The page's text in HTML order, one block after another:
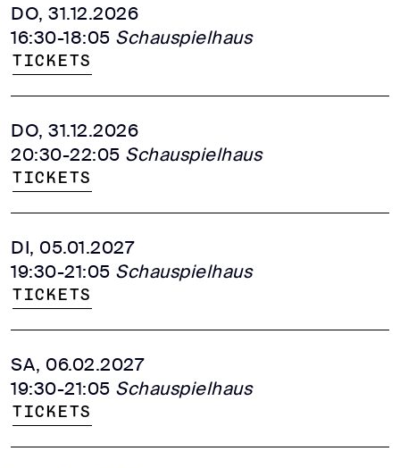
DO, 31.12.2026
16:30-18:05 Schauspielhaus
Tickets
DO, 31.12.2026
20:30-22:05 Schauspielhaus
Tickets
DI, 05.01.2027
19:30-21:05 Schauspielhaus
Tickets
SA, 06.02.2027
19:30-21:05 Schauspielhaus
Tickets